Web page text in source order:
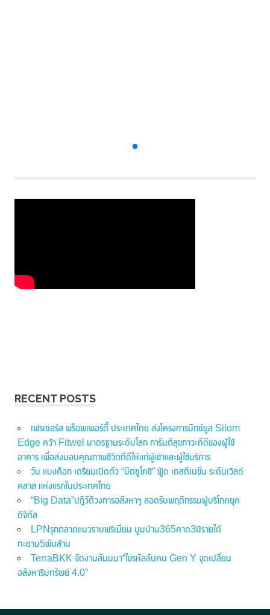
RECENT POSTS
เฟรเซอร์ส พร็อพเพอร์ตี้ ประเทศไทย ส่งโครงการมิกซ์ยูส Silom
Edge คว้า Fitwel มาตรฐานระดับโลก การันตีสุขภาวะที่ดีของผู้ใช้
อาคาร เพื่อส่งมอบคุณภาพชีวิตที่ดีให้แก่ผู้เช่าและผู้ใช้บริการ
วัน แบงค็อก เตรียมเปิดตัว “มิตซูโคชิ” ฟู้ด เดสติเนชั่น ระดับเวิลด์
คลาส แห่งแรกในประเทศไทย
“Big Data”ปฏิวัติวงการอสังหาฯ สอดรับพฤติกรรมผู้บริโภคยุค
ดิจิทัล
LPNรุกตลาดแนวราบพรีเมี่ยม บูมบ้าน365คาด3ปีรายได้
ทะยาน5พันล้าน
TerraBKK จัดงานสัมมนา“ไขรหัสลับคน Gen Y จุดเปลี่ยน
อสังหาริมทรัพย์ 4.0”